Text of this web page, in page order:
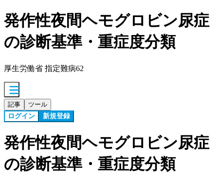
発作性夜間ヘモグロビン尿症
の診断基準・重症度分類
厚生労働省 指定難病62
記事 ツール
ログイン 新規登録
発作性夜間ヘモグロビン尿症
の診断基準・重症度分類